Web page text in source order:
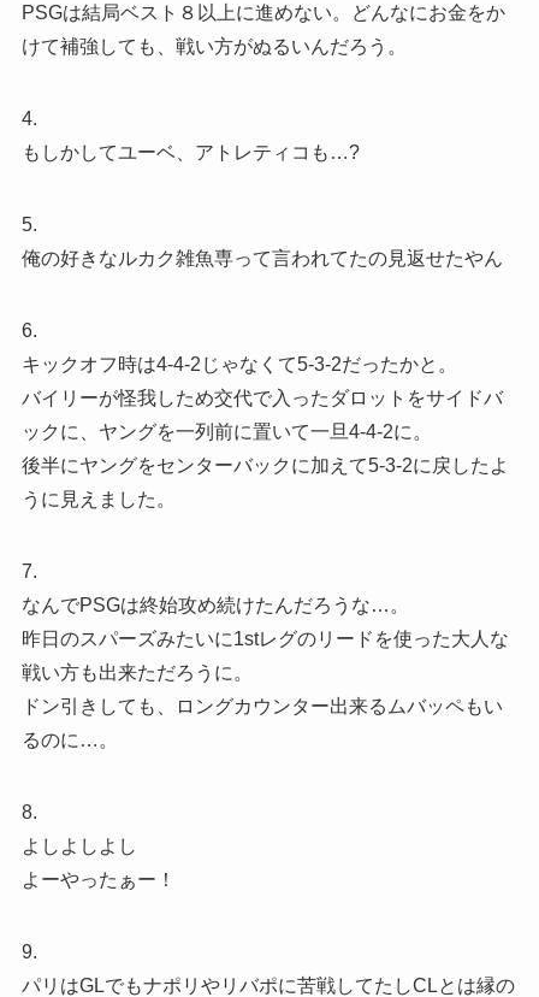
PSGは結局ベスト８以上に進めない。どんなにお金をか
けて補強しても、戦い方がぬるいんだろう。
4.
もしかしてユーベ、アトレティコも…?
5.
俺の好きなルカク雑魚専って言われてたの見返せたやん
6.
キックオフ時は4-4-2じゃなくて5-3-2だったかと。
バイリーが怪我しため交代で入ったダロットをサイドバ
ックに、ヤングを一列前に置いて一旦4-4-2に。
後半にヤングをセンターバックに加えて5-3-2に戻したよ
うに見えました。
7.
なんでPSGは終始攻め続けたんだろうな…。
昨日のスパーズみたいに1stレグのリードを使った大人な
戦い方も出来ただろうに。
ドン引きしても、ロングカウンター出来るムバッペもい
るのに…。
8.
よしよしよし
よーやったぁー！
9.
パリはGLでもナポリやリバポに苦戦してたしCLとは縁の